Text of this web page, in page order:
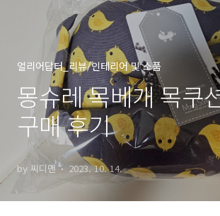
얼리어답터_리뷰/인테리어 및 소품
몽슈레 목베개 목쿠
구매 후기
by 씨디맨 2023. 10. 14.